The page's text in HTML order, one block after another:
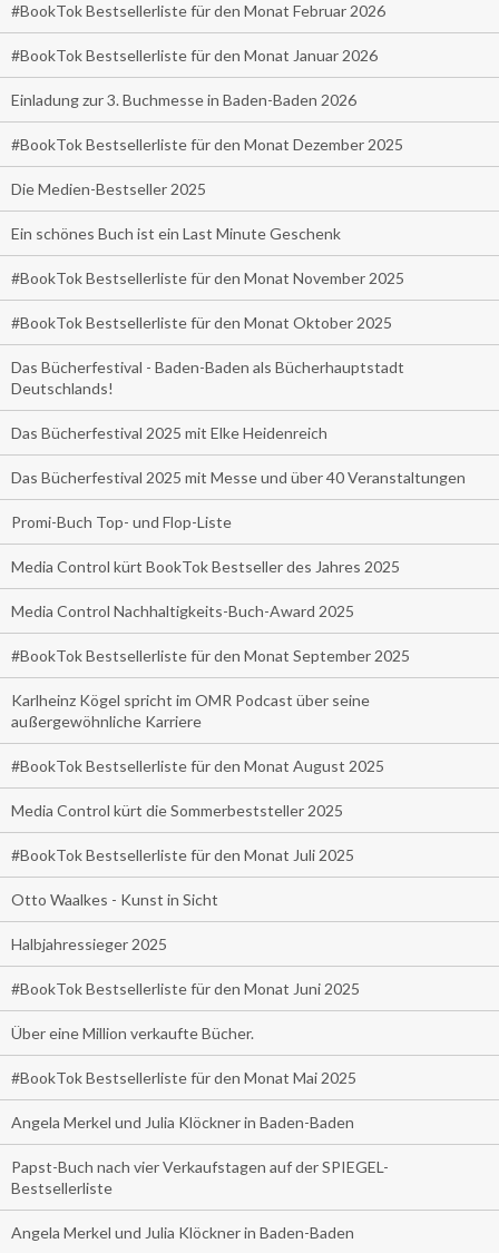
#BookTok Bestsellerliste für den Monat Februar 2026
#BookTok Bestsellerliste für den Monat Januar 2026
Einladung zur 3. Buchmesse in Baden-Baden 2026
#BookTok Bestsellerliste für den Monat Dezember 2025
Die Medien-Bestseller 2025
Ein schönes Buch ist ein Last Minute Geschenk
#BookTok Bestsellerliste für den Monat November 2025
#BookTok Bestsellerliste für den Monat Oktober 2025
Das Bücherfestival - Baden-Baden als Bücherhauptstadt
Deutschlands!
Das Bücherfestival 2025 mit Elke Heidenreich
Das Bücherfestival 2025 mit Messe und über 40 Veranstaltungen
Promi-Buch Top- und Flop-Liste
Media Control kürt BookTok Bestseller des Jahres 2025
Media Control Nachhaltigkeits-Buch-Award 2025
#BookTok Bestsellerliste für den Monat September 2025
Karlheinz Kögel spricht im OMR Podcast über seine
außergewöhnliche Karriere
#BookTok Bestsellerliste für den Monat August 2025
Media Control kürt die Sommerbeststeller 2025
#BookTok Bestsellerliste für den Monat Juli 2025
Otto Waalkes - Kunst in Sicht
Halbjahressieger 2025
#BookTok Bestsellerliste für den Monat Juni 2025
Über eine Million verkaufte Bücher.
#BookTok Bestsellerliste für den Monat Mai 2025
Angela Merkel und Julia Klöckner in Baden-Baden
Papst-Buch nach vier Verkaufstagen auf der SPIEGEL-
Bestsellerliste
Angela Merkel und Julia Klöckner in Baden-Baden